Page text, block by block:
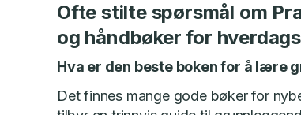
Ofte stilte spørsmål om
og håndbøker for
Hva er den beste boken for å lære
Det finnes mange gode bøker for